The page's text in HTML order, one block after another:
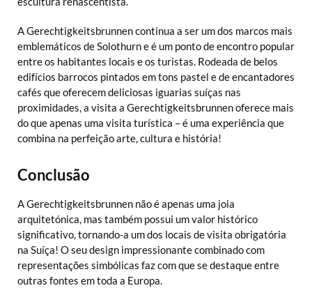
A Gerechtigkeitsbrunnen continua a ser um dos marcos mais
emblemáticos de Solothurn e é um ponto de encontro popular
entre os habitantes locais e os turistas. Rodeada de belos
edifícios barrocos pintados em tons pastel e de encantadores
cafés que oferecem deliciosas iguarias suíças nas
proximidades, a visita a Gerechtigkeitsbrunnen oferece mais
do que apenas uma visita turística – é uma experiência que
combina na perfeição arte, cultura e história!
Conclusão
A Gerechtigkeitsbrunnen não é apenas uma joia
arquitetónica, mas também possui um valor histórico
significativo, tornando-a um dos locais de visita obrigatória
na Suíça! O seu design impressionante combinado com
representações simbólicas faz com que se destaque entre
outras fontes em toda a Europa.